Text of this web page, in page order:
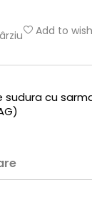
Add to
cu